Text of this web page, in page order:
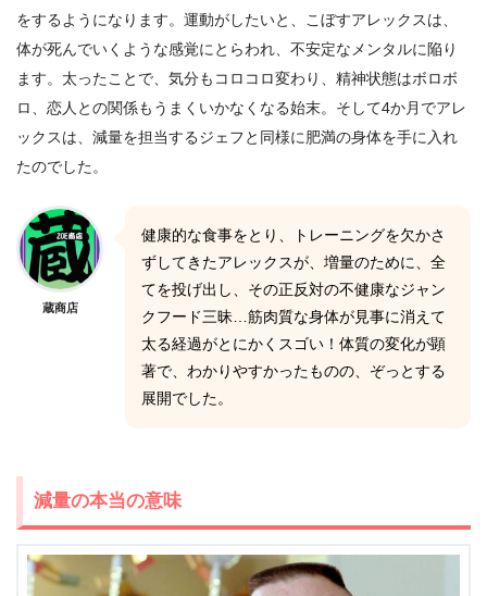
をするようになります。運動がしたいと、こぼすアレックスは、
体が死んでいくような感覚にとらわれ、不安定なメンタルに陥り
ます。太ったことで、気分もコロコロ変わり、精神状態はボロボ
ロ、恋人との関係もうまくいかなくなる始末。そして4か月でアレ
ックスは、減量を担当するジェフと同様に肥満の身体を手に入れ
たのでした。
蔵商店
健康的な食事をとり、トレーニングを欠かさ
ずしてきたアレックスが、増量のために、全
てを投げ出し、その正反対の不健康なジャン
クフード三昧…筋肉質な身体が見事に消えて
太る経過がとにかくスゴい！体質の変化が顕
著で、わかりやすかったものの、ぞっとする
展開でした。
減量の本当の意味